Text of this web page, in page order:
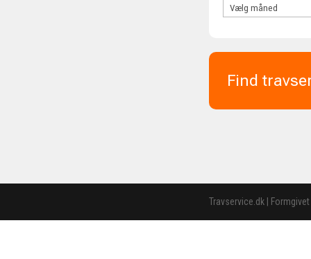
Find
Travservice.dk |